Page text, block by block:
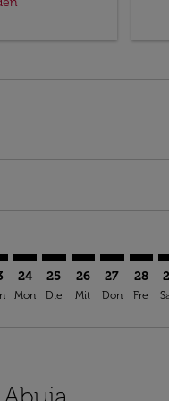
offers-disclaimer.
view-offers-
cmp-view-offers-
cmp-view-
IAD–ABV: cmp-view-
24
Mon
IAD–ABV: cmp-
25
Die
IAD–ABV:
26
Mit
27
Don
28
Fre